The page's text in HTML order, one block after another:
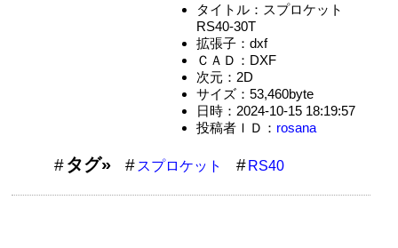
タイトル：スプロケット
RS40-30T
拡張子：dxf
ＣＡＤ：DXF
次元：2D
サイズ：53,460byte
日時：2024-10-15 18:19:57
投稿者ＩＤ： rosana
タグ» スプロケット RS40